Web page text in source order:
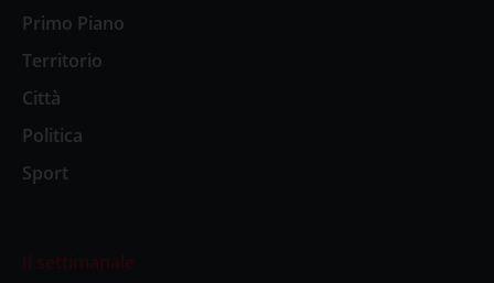
Primo Piano
Territorio
Città
Politica
Sport
Il settimanale